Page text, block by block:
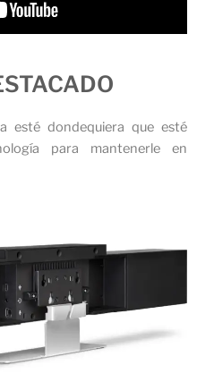
esté dondequiera que esté
para mantenerle en